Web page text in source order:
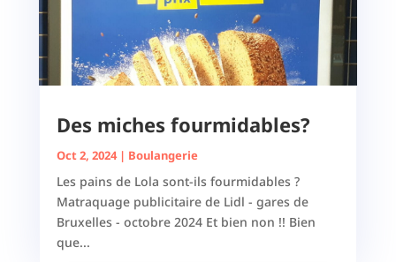
Des miches fourmidables?
Oct 2, 2024| Boulangerie
Les pains de Lola sont-ils fourmidables ?
Matraquage publicitaire de Lidl - gares de
Bruxelles - octobre 2024 Et bien non !! Bien
que...